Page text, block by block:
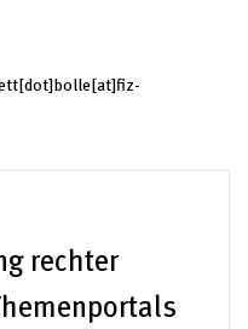
rechter